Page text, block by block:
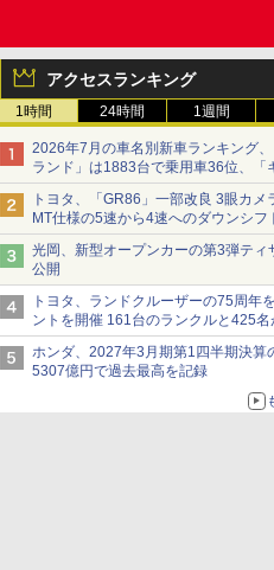
アクセスランキング
1時間 24時間 1週間
2026年7月の車名別新車ランキング
ランド」は1883台で乗用車36位、「
は2591台で27位に
トヨタ、「GR86」一部改良 3眼カメ
MT仕様の5速から4速へのダウンシフ
作性向上など
光岡、新型オープンカーの第3弾ティ
公開
トヨタ、ランドクルーザーの75周年
ントを開催 161台のランクルと425名
ホンダ、2027年3月期第1四半期決算
5307億円で過去最高を記録